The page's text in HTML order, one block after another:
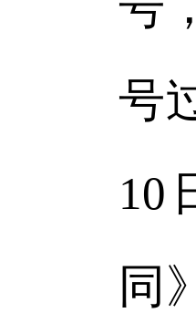
号
10
同